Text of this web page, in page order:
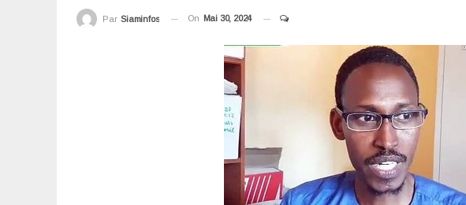
Par Siaminfos On Mai 30, 2024